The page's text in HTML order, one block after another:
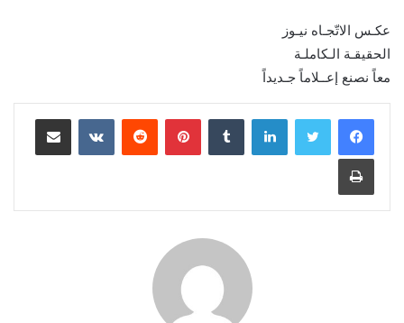
عكـس الاتّجـاه نيـوز
الحقيقـة الـكاملـة
معاً نصنع إعــلاماً جـديداً
لينكدإن بينتيريست مشاركة عبر البريد
طباعة